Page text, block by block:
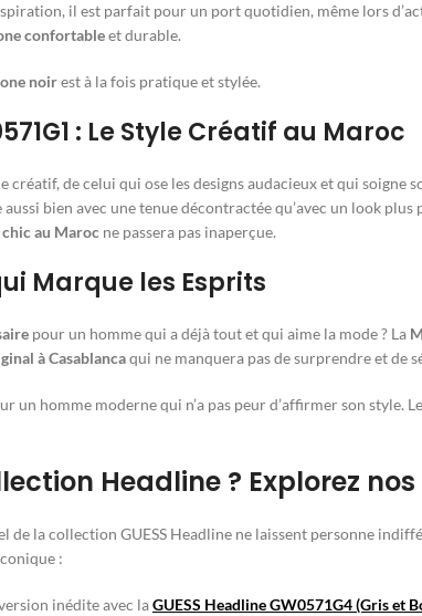
il est parfait pour un port quotidien, même lors
confortableet durable.
noirest à la fois pratique et stylée.
: Le Style Créatif au Maroc
créatif, de celui qui ose les designs audacieux et qui
aussi bien avec une tenue décontractée qu’avec un look
au Maroc ne passera pas inaperçue.
Marque les Esprits
pour un homme qui a déjà tout et qui aime la mode ? La
à Casablancaqui ne manquera pas de surprendre et de
un homme moderne qui n’a pas peur d’affirmer son style. Le
Headline ? Explorez
la collection GUESS Headline ne laissent personne
:
inédite avec laGUESS Headline GW0571G4 (Gris et